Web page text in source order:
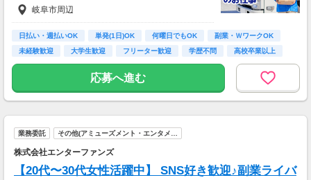
岐阜市周辺
日払い・週払いOK 単発(1日)OK 何曜日でもOK
副業・ＷワークOK
未経験歓迎
大学生歓迎 フリーター歓迎 学歴不問 高校卒業以上
応募へ進む
業務委託 その他(アミューズメント・エンタメ…
株式会社エンターファンズ
【20代〜30代女性活躍中】 SNS好き歓迎♪副業ライバ